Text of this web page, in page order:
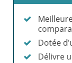
Dotée
Délivre